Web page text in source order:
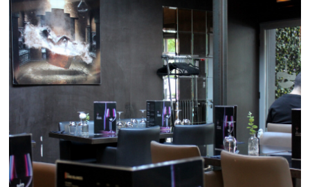
Val de Marne. Le soin apporté au service reste un point fort pour
un Restaurant Val de Marne. L’accessibilité d’un Restaurant Val
de Marne participe au confort global de la sortie. Un Restaurant
Val de Marne capable de servir rapidement séduit les actifs. Un
Restaurant Val de Marne accueillant est idéal pour un dîner
détendu. Le cadre professionnel peut très bien s’accorder avec
un Restaurant Val de Marne de qualité. Le budget prévu oriente
naturellement le choix d’un Restaurant Val de Marne. Un
Restaurant Val de Marne gagne en visibilité lorsqu’il affirme sa
signature culinaire. La régularité des prestations valorise
fortement un Restaurant Val de Marne. Consulter les
impressions des clients éclaire le choix d’un Restaurant Val de
Marne. L’orientation culinaire d’un Restaurant Val de Marne peut
répondre à des envies très différentes. Dans certains cas,